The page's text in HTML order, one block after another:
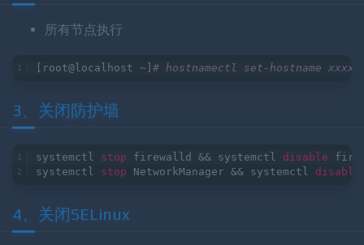
所有节点执行
[root@localhost ~] # hostnamectl set-hostname xxxx
3、关闭防护墙
systemctl stop firewalld && systemctl disable
systemctl stop NetworkManager && systemctl disable
4、关闭SELinux